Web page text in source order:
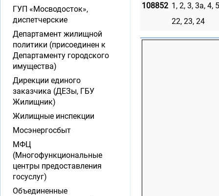
108852 1, 2, 3, 3а, 4,
22, 23, 24
ГУП «Мосводосток»,
диспетчерские
Департамент жилищной
политики (присоединен к
Департаменту городского
имущества)
Дирекции единого
заказчика (ДЕЗы, ГБУ
Жилищник)
Жилищные инспекции
Мосэнергосбыт
МФЦ
(Многофункциональные
центры предоставления
госуслуг)
Объединенные